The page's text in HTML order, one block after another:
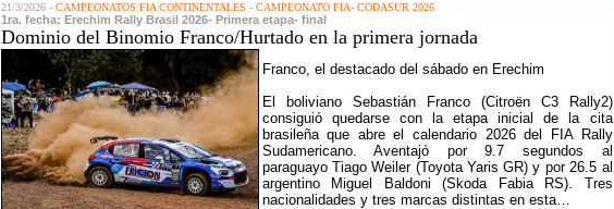
21/3/2026 - CAMPEONATOS FIA CONTINENTALES - CAMPEONATO FIA- CODASUR 2026
1ra. fecha: Erechim Rally Brasil 2026- Primera etapa- final
Dominio del Binomio Franco/Hurtado en la primera jornada
Franco, el destacado del sábado en Erechim
El boliviano Sebastián Franco (Citroën C3 Rally2)
consiguió quedarse con la etapa inicial de la cita
brasileña que abre el calendario 2026 del FIA Rally
Sudamericano. Aventajó por 9.7 segundos al
paraguayo Tiago Weiler (Toyota Yaris GR) y por 26.5 al
argentino Miguel Baldoni (Skoda Fabia RS). Tres
nacionalidades y tres marcas distintas en esta…